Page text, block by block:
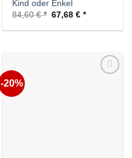
Kind oder Enkel
84,60€
Ursprünglicher
Preis
war:
67,68€ Aktueller
ist:
-20%